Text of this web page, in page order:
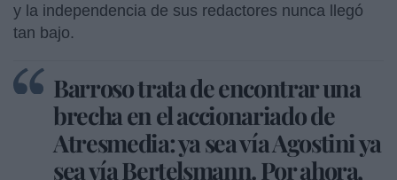
y la independencia de sus redactores nunca llegó
tan bajo.
Barroso trata de encontrar una
brecha en el accionariado de
Atresmedia: ya sea vía Agostini ya
sea vía Bertelsmann. Por ahora,